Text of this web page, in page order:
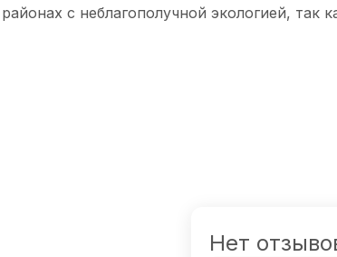
с неблагополучной экологией, так
Нет